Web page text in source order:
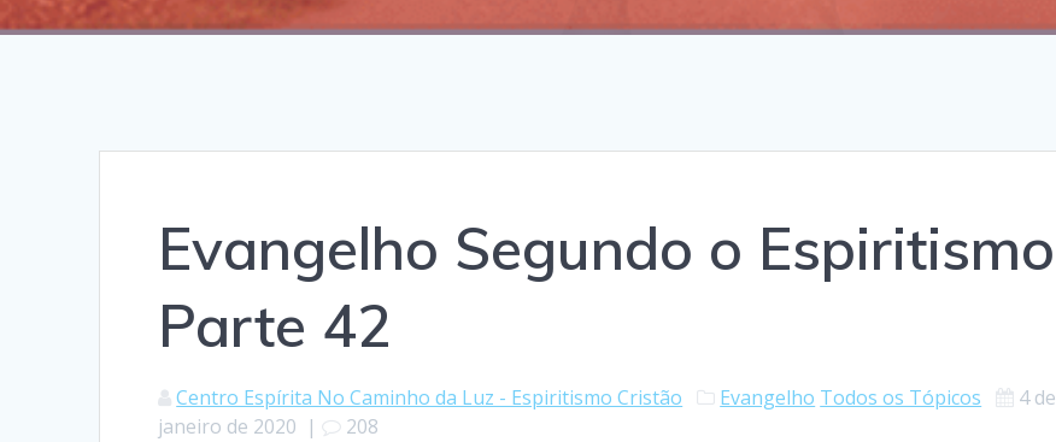
Evangelho Segundo o Espiritismo
Parte 42
Centro Espírita No Caminho da Luz - Espiritismo Cristão Evangelho Todos os Tópicos
4 de
janeiro de 2020 | 208